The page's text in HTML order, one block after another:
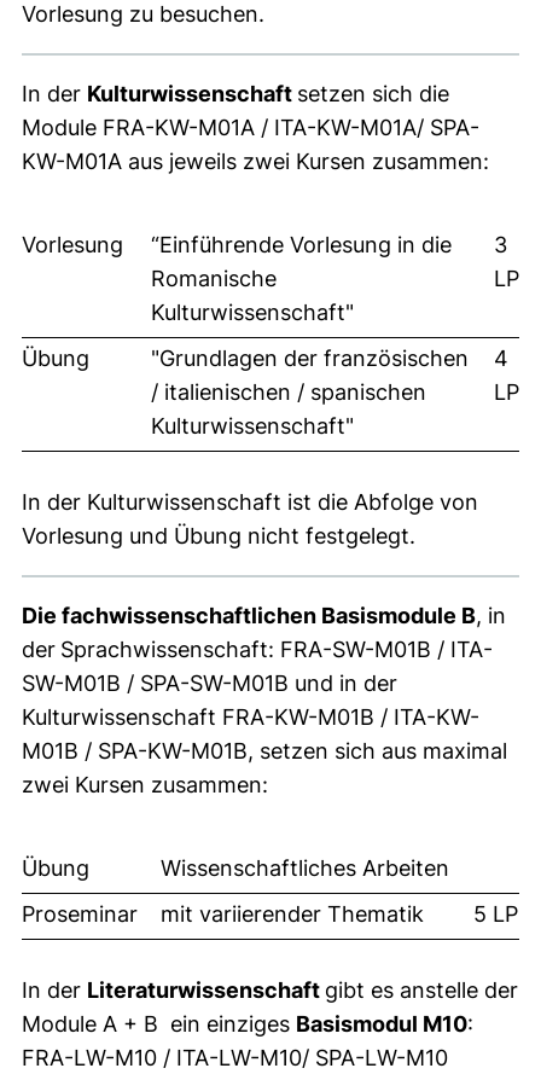
Vorlesung zu besuchen.
In der Kulturwissenschaft setzen sich die
Module FRA-KW-M01A / ITA-KW-M01A/ SPA-
KW-M01A aus jeweils zwei Kursen zusammen:
Vorlesung
“Einführende Vorlesung in die
Romanische
Kulturwissenschaft"
3
LP
Übung
"Grundlagen der französischen
/ italienischen / spanischen
Kulturwissenschaft"
4
LP
In der Kulturwissenschaft ist die Abfolge von
Vorlesung und Übung nicht festgelegt.
Die fachwissenschaftlichen Basismodule B, in
der Sprachwissenschaft: FRA-SW-M01B / ITA-
SW-M01B / SPA-SW-M01B und in der
Kulturwissenschaft FRA-KW-M01B / ITA-KW-
M01B / SPA-KW-M01B, setzen sich aus maximal
zwei Kursen zusammen:
Übung
Wissenschaftliches Arbeiten
Proseminar
mit variierender Thematik 5 LP
In der Literaturwissenschaft gibt es anstelle der
Module A + B ein einziges Basismodul M10:
FRA-LW-M10 / ITA-LW-M10/ SPA-LW-M10